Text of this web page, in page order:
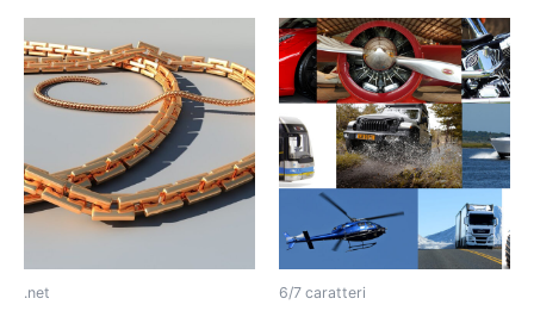
.net 6/7 caratteri